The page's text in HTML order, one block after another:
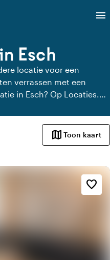
menu
Esch
locatie voor een
verrassen met een
in Esch? Op Locaties.nl
private dining locaties
diner.
map Toon kaart
favorite_border
Sfeer en esthetiek
weekend
Klassiek